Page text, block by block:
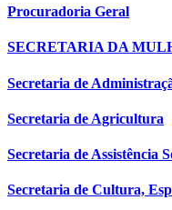
Procuradoria Geral
SECRETARIA DA
Secretaria de
Secretaria de Agricultura
Secretaria de Assistência
Secretaria de Cultura,